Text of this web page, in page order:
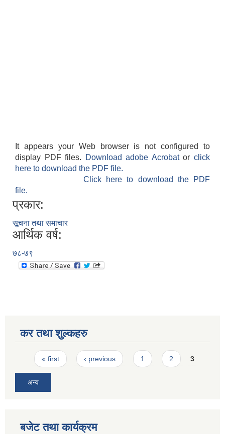
It appears your Web browser is not configured to
display PDF files.
Download adobe Acrobatorclick
here to download the PDF file.
Click here to download the PDF
file.
प्रकार:
सूचना तथा समाचार
आर्थिक वर्ष:
७८-७९
कर तथा शुल्कहरु
Pages
« first ‹ previous 1 2 3
अन्य
बजेट तथा कार्यक्रम